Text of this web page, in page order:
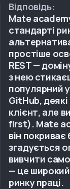
Відповідь:
Mate
стандарті
простіше
REST —
з нею
популярний
GitHub,
клієнт, але
first). Mate
він покриває
згадується
вивчити
— це широкий
ринку праці.